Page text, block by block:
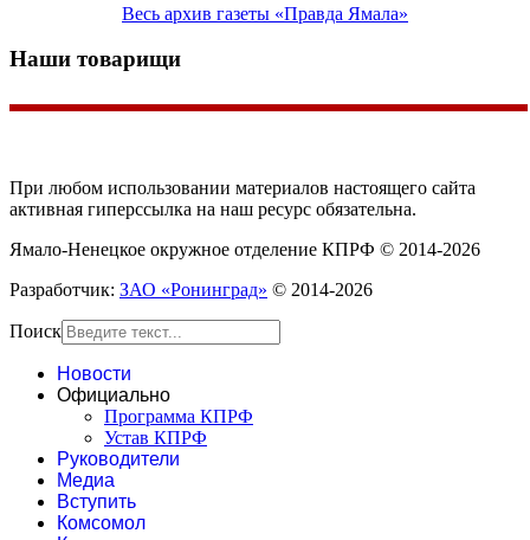
Весь архив газеты «Правда Ямала»
Наши товарищи
При любом использовании материалов настоящего сайта
активная гиперссылка на наш ресурс обязательна.
Ямало-Ненецкое окружное отделение КПРФ © 2014-2026
Разработчик: ЗАО «Ронинград» © 2014-2026
Поиск
Новости
Официально
Программа КПРФ
Устав КПРФ
Руководители
Медиа
Вступить
Комсомол